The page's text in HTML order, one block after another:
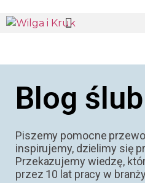
Blog
Piszemy pomocne
inspirujemy, dzielimy się
Przekazujemy wiedzę,
przez 10 lat pracy w